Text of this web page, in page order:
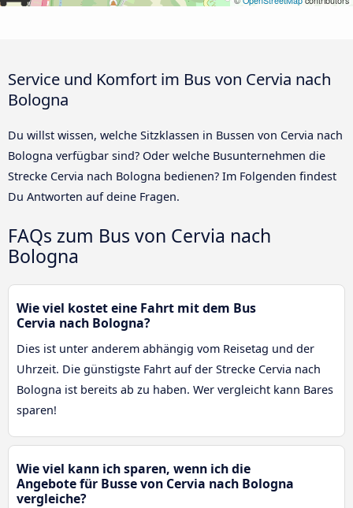
Service und Komfort im Bus von Cervia nach
Bologna
Du willst wissen, welche Sitzklassen in Bussen von Cervia nach
Bologna verfügbar sind? Oder welche Busunternehmen die
Strecke Cervia nach Bologna bedienen? Im Folgenden findest
Du Antworten auf deine Fragen.
FAQs zum Bus von Cervia nach
Bologna
Wie viel kostet eine Fahrt mit dem Bus
Cervia nach Bologna?
Dies ist unter anderem abhängig vom Reisetag und der
Uhrzeit. Die günstigste Fahrt auf der Strecke Cervia nach
Bologna ist bereits ab zu haben. Wer vergleicht kann Bares
sparen!
Wie viel kann ich sparen, wenn ich die
Angebote für Busse von Cervia nach Bologna
vergleiche?